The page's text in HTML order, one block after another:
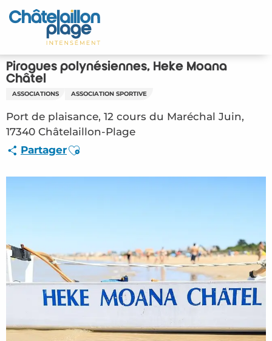
Aller
au
principal
Accueil
Découvrir
A vivre
Rendez-vous
Votre séjour
Pirogues polynésiennes, Heke Moana
Châtel
ASSOCIATIONS ASSOCIATION SPORTIVE
Port de plaisance, 12 cours du Maréchal Juin,
17340 Châtelaillon-Plage
PartagerAjouter aux favoris